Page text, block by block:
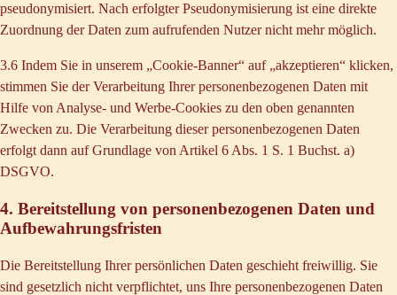
pseudonymisiert. Nach erfolgter Pseudonymisierung ist eine direkte
Zuordnung der Daten zum aufrufenden Nutzer nicht mehr möglich.
3.6 Indem Sie in unserem „Cookie-Banner“ auf „akzeptieren“ klicken,
stimmen Sie der Verarbeitung Ihrer personenbezogenen Daten mit
Hilfe von Analyse- und Werbe-Cookies zu den oben genannten
Zwecken zu. Die Verarbeitung dieser personenbezogenen Daten
erfolgt dann auf Grundlage von Artikel 6 Abs. 1 S. 1 Buchst. a)
DSGVO.
4. Bereitstellung von personenbezogenen Daten und
Aufbewahrungsfristen
Die Bereitstellung Ihrer persönlichen Daten geschieht freiwillig. Sie
sind gesetzlich nicht verpflichtet, uns Ihre personenbezogenen Daten